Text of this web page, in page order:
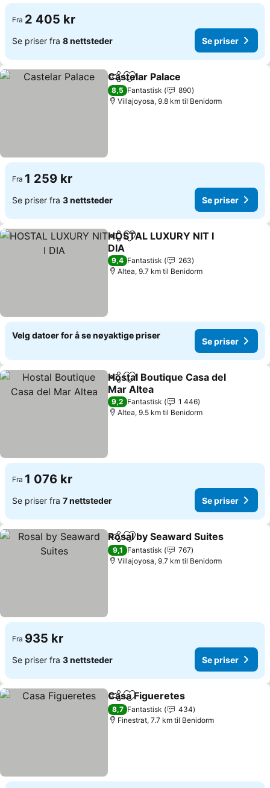
Fra 2 405 kr
Se priser fra 8 nettsteder Se priser
Del Legg til i favoritter
Castelar Palace
8,5 Fantastisk
890
Villajoyosa, 9.8 km til Benidorm
Fra 1 259 kr
Se priser fra 3 nettsteder Se priser
Del Legg til i favoritter
HOSTAL LUXURY NIT I
DIA
9,4 Fantastisk
263
Altea, 9.7 km til Benidorm
Velg datoer for å se nøyaktige priser
Se priser
Del Legg til i favoritter
Hostal Boutique Casa del
Mar Altea
9,2 Fantastisk
1 446
Altea, 9.5 km til Benidorm
Fra 1 076 kr
Se priser fra 7 nettsteder Se priser
Del Legg til i favoritter
Rosal by Seaward Suites
9,1 Fantastisk
767
Villajoyosa, 9.7 km til Benidorm
Fra 935 kr
Se priser fra 3 nettsteder Se priser
Del Legg til i favoritter
Casa Figueretes
8,7 Fantastisk
434
Finestrat, 7.7 km til Benidorm